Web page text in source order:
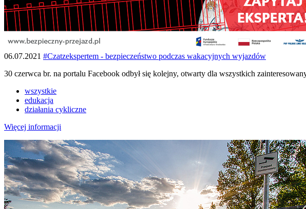
06.07.2021 #Czatzekspertem - bezpieczeństwo podczas wakacyjnych wyjazdów
30 czerwca br. na portalu Facebook odbył się kolejny, otwarty dla wszystkich
wszystkie
edukacja
działania cykliczne
Więcej informacji